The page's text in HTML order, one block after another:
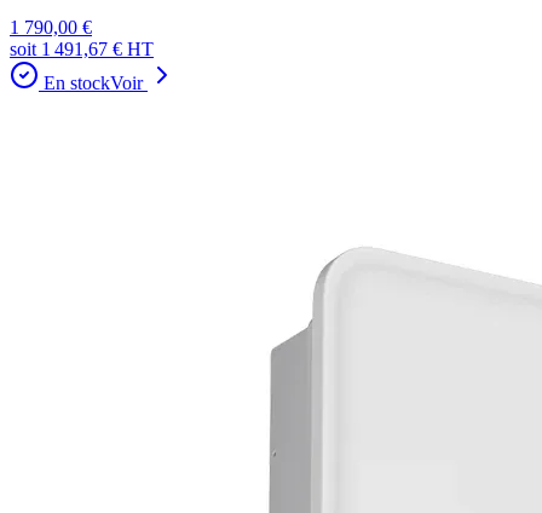
1 790,00 €
soit 1 491,67 € HT
En stockVoir